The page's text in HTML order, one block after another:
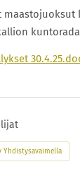
maastojuoksut
Yhdistysavaimella